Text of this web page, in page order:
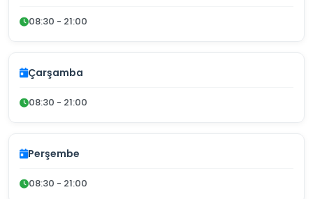
08:30 - 21:00
Çarşamba
08:30 - 21:00
Perşembe
08:30 - 21:00